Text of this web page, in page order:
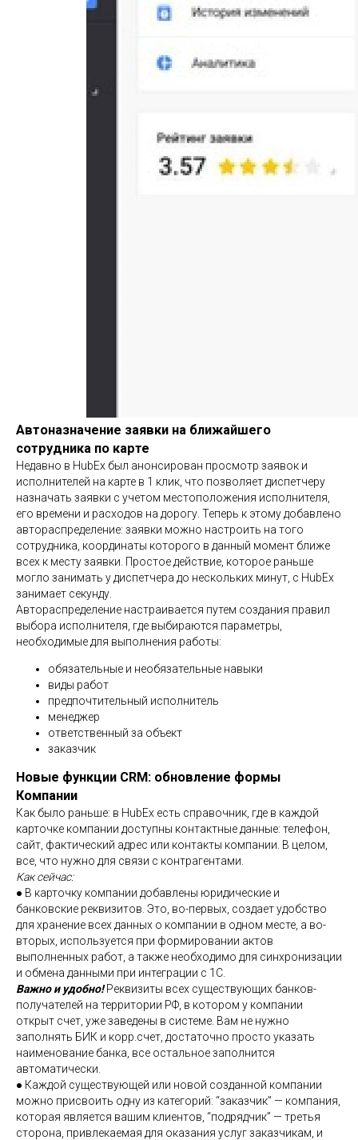
Автоназначение заявки на ближайшего
сотрудника по карте
Недавно в HubEx был анонсирован просмотр заявок и
исполнителей на карте в 1 клик, что позволяет диспетчеру
назначать заявки с учетом местоположения исполнителя,
его времени и расходов на дорогу. Теперь к этому добавлено
автораспределение: заявки можно настроить на того
сотрудника, координаты которого в данный момент ближе
всех к месту заявки. Простое действие, которое раньше
могло занимать у диспетчера до нескольких минут, с HubEx
занимает секунду.
Автораспределение настраивается путем создания правил
выбора исполнителя, где выбираются параметры,
необходимые для выполнения работы:
обязательные и необязательные навыки
виды работ
предпочтительный исполнитель
менеджер
ответственный за объект
заказчик
Новые функции CRM: обновление формы
Компании
Как было раньше: в HubEx есть справочник, где в каждой
карточке компании доступны контактные данные: телефон,
сайт, фактический адрес или контакты компании. В целом,
все, что нужно для связи с контрагентами.
Как сейчас:
● В карточку компании добавлены юридические и
банковские реквизитов. Это, во-первых, создает удобство
для хранение всех данных о компании в одном месте, а во-
вторых, используется при формировании актов
выполненных работ, а также необходимо для синхронизации
и обмена данными при интеграции с 1С.
Важно и удобно! Реквизиты всех существующих банков-
получателей на территории РФ, в котором у компании
открыт счет, уже заведены в системе. Вам не нужно
заполнять БИК и корр.счет, достаточно просто указать
наименование банка, все остальное заполнится
автоматически.
● Каждой существующей или новой созданной компании
можно присвоить одну из категорий: “заказчик” — компания,
которая является вашим клиентов, “подрядчик” — третья
сторона, привлекаемая для оказания услуг заказчикам, и